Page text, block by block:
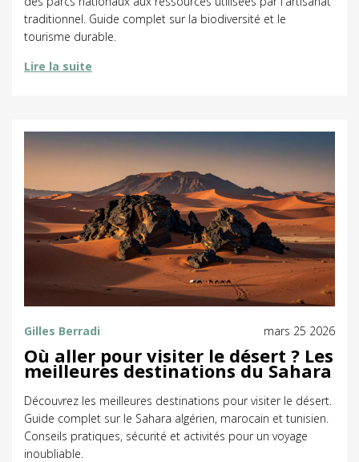
traditionnel. Guide complet sur la biodiversité et le
tourisme durable.
Lire la suite
Gilles Berradi mars 25 2026
Où aller pour visiter le désert ? Les
meilleures destinations du Sahara
Découvrez les meilleures destinations pour visiter le désert.
Guide complet sur le Sahara algérien, marocain et tunisien.
Conseils pratiques, sécurité et activités pour un voyage
inoubliable.